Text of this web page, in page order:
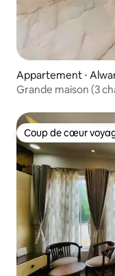
Appartement ⋅
Grande maison (3
Coup de cœur
Coup de cœur